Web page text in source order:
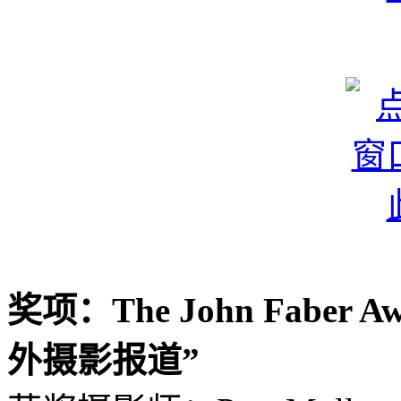
奖项：The John Faber
外摄影报道”